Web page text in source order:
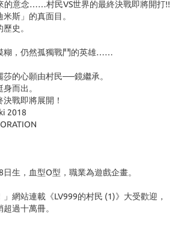
的意念……村民VS世界的最終決戰即將開打!!
斯」的真面目。
史。
糊，仍然孤獨戰鬥的英雄……
的心願由村民──鏡繼承。
而出。
戰即將展開！
2018
生，血型O型，職業為遊戲企畫。
網站連載《LV999的村民 (1)》大受歡迎，
過十萬冊。